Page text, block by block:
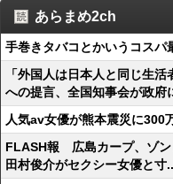
あらまめ2ch
手巻きタバコとかいうコスパ
「外国人は日本人と同じ生
への提言、全国知事会が政府
人気av女優が熊本震災に
FLASH報 広島カープ、ゾン
田村俊介がセクシー女優と寸